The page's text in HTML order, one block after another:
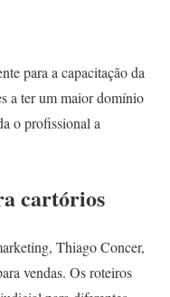
para a capacitação da
a ter um maior domínio
o profissional a
cartórios
Thiago Concer,
vendas. Os roteiros